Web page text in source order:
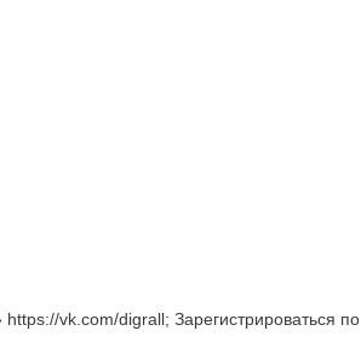
https://vk.com/digrall; Зарегистрироваться по